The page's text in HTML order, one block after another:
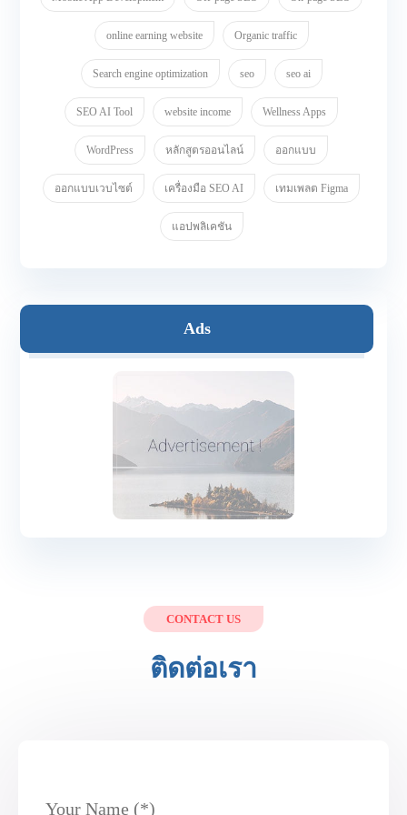
online earning website Organic traffic
Search engine optimization seo seo ai
SEO AI Tool website income Wellness Apps
WordPress หลักสูตรออนไลน์ ออกแบบ
ออกแบบเวบไซต์ เครื่องมือ SEO AI เทมเพลต Figma
แอปพลิเคชัน
Ads
CONTACT US
ติดต่อเรา